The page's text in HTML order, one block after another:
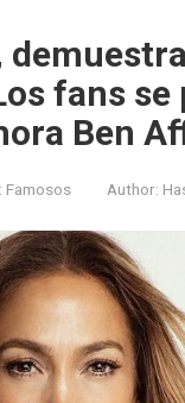
fans se
Ben
Famosos Author: